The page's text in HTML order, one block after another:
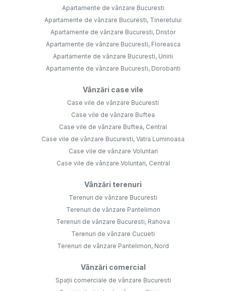
Apartamente de vânzare Bucuresti
Apartamente de vânzare Bucuresti, Tineretului
Apartamente de vânzare Bucuresti, Dristor
Apartamente de vânzare Bucuresti, Floreasca
Apartamente de vânzare Bucuresti, Unirii
Apartamente de vânzare Bucuresti, Dorobanti
Vânzări case vile
Case vile de vânzare Bucuresti
Case vile de vânzare Buftea
Case vile de vânzare Buftea, Central
Case vile de vânzare Bucuresti, Vatra Luminoasa
Case vile de vânzare Voluntari
Case vile de vânzare Voluntari, Central
Vânzări terenuri
Terenuri de vânzare Bucuresti
Terenuri de vânzare Pantelimon
Terenuri de vânzare Bucuresti, Rahova
Terenuri de vânzare Cucueti
Terenuri de vânzare Pantelimon, Nord
Vânzări comercial
Spații comerciale de vânzare Bucuresti